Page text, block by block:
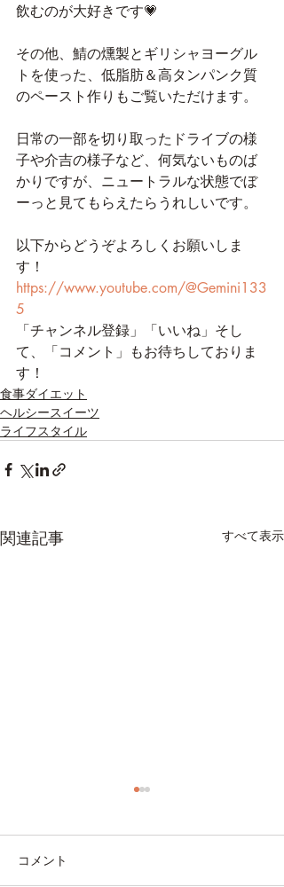
飲むのが大好きです💗
その他、鯖の燻製とギリシャヨーグル
トを使った、低脂肪＆高タンパンク質
のペースト作りもご覧いただけます。
日常の一部を切り取ったドライブの様
子や介吉の様子など、何気ないものば
かりですが、ニュートラルな状態でぼ
ーっと見てもらえたらうれしいです。
以下からどうぞよろしくお願いしま
す！
https://www.youtube.com/@Gemini133
5
「チャンネル登録」「いいね」そし
て、「コメント」もお待ちしておりま
す！
食事ダイエット
ヘルシースイーツ
ライフスタイル
関連記事 すべて表示
コメント